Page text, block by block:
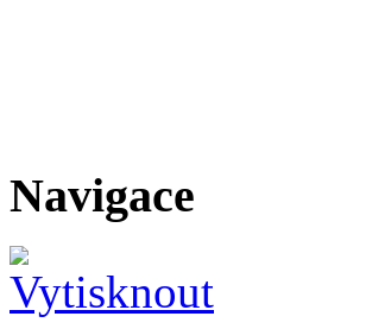
Navigace